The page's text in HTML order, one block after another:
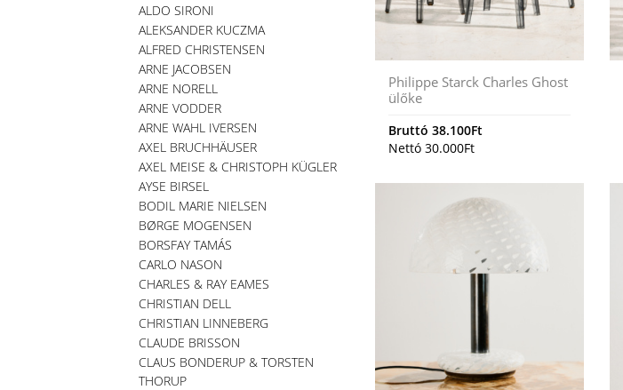
ALDO SIRONI
ALEKSANDER KUCZMA
ALFRED CHRISTENSEN
ARNE JACOBSEN
ARNE NORELL
ARNE VODDER
ARNE WAHL IVERSEN
AXEL BRUCHHÄUSER
AXEL MEISE & CHRISTOPH KÜGLER
AYSE BIRSEL
BODIL MARIE NIELSEN
BØRGE MOGENSEN
BORSFAY TAMÁS
CARLO NASON
CHARLES & RAY EAMES
CHRISTIAN DELL
CHRISTIAN LINNEBERG
CLAUDE BRISSON
CLAUS BONDERUP & TORSTEN
THORUP
Philippe Starck Charles Ghost
ülőke
Bruttó 38.100Ft
Nettó 30.000Ft